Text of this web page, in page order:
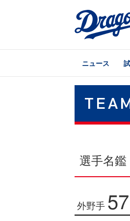
ニュース
選手名鑑
外野手 57